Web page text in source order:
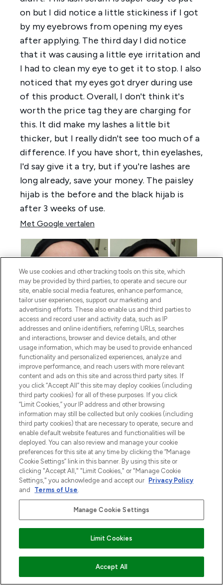
VOEG TOE AAN WINKELMANDJE
We use cookies and other tracking tools on this site, which
may be provided by third parties, to operate and secure our
site, enable social media features, enhance performance,
tailor user experiences, support our marketing and
advertising efforts. These also enable us and third parties to
access and record user and activity data, such as IP
addresses and online identifiers, referring URLs, searches
and interactions, browser and device details, and other
usage information, which may be used to provide enhanced
functionality and personalized experiences, analyze and
improve performance, and reach users with more relevant
content and ads on this site and across third party sites. If
you click “Accept All” this site may deploy cookies (including
third party cookies) for all of these purposes. If you click
“Limit Cookies,” your IP address and other browsing
information may still be collected but only cookies (including
third party cookies) that are necessary to operate, secure and
enable default website features and functionalities will be
deployed. You can also review and manage your cookie
preferences for this site at any time by clicking the “Manage
Cookie Settings” link in this banner. By using this site or
clicking "Accept All," "Limit Cookies," or "Manage Cookie
Settings," you acknowledge and accept our Privacy Policy
and
Terms of Use.
Manage Cookie Settings
Limit Cookies
Accept All